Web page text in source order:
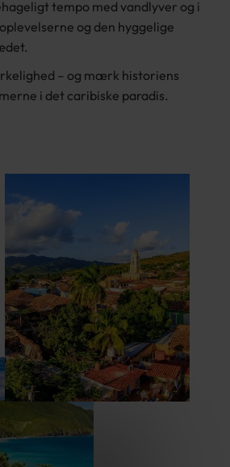
tempo med vandlyver og i
og den hyggelige
– og mærk historiens
i det caribiske paradis.